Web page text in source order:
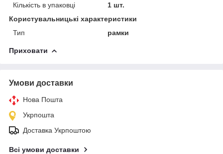
Кількість в упаковці
1 шт.
Користувальницькі характеристики
Тип
рамки
Приховати
Умови доставки
Нова Пошта
Укрпошта
Доставка Укрпоштою
Всі умови доставки